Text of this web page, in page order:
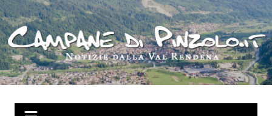
Salta
al
contenuto